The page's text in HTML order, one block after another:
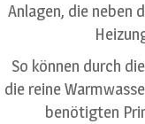
Anlagen, die neben
So können durch
die reine
benötigten